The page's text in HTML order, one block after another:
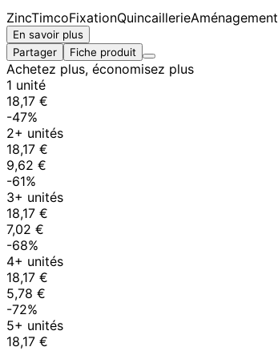
ZincTimcoFixationQuincaillerieAménagement
En savoir plus
Partager
Fiche produit
Achetez plus, économisez plus
1 unité
18,17 €
-47%
2+ unités
18,17 €
9,62 €
-61%
3+ unités
18,17 €
7,02 €
-68%
4+ unités
18,17 €
5,78 €
-72%
5+ unités
18,17 €